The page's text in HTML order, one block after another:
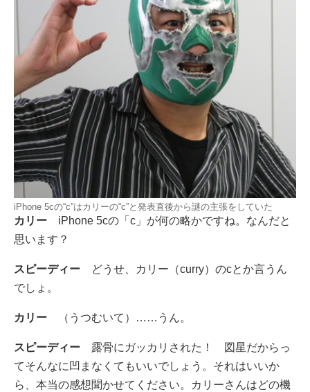
iPhone 5cの“c”はカリーの“c”と発表直後から謎の主張をしていた
カリー iPhone 5cの「c」が何の略かですね。なんだと
思います？
スピーディー どうせ、カリー（curry）のcとか言うん
でしょ。
カリー （うつむいて）……うん。
スピーディー 露骨にガッカリされた！ 図星だからっ
てそんなに凹まなくてもいいでしょう。それはいいか
ら、本当の感想聞かせてください。カリーさんはどの機